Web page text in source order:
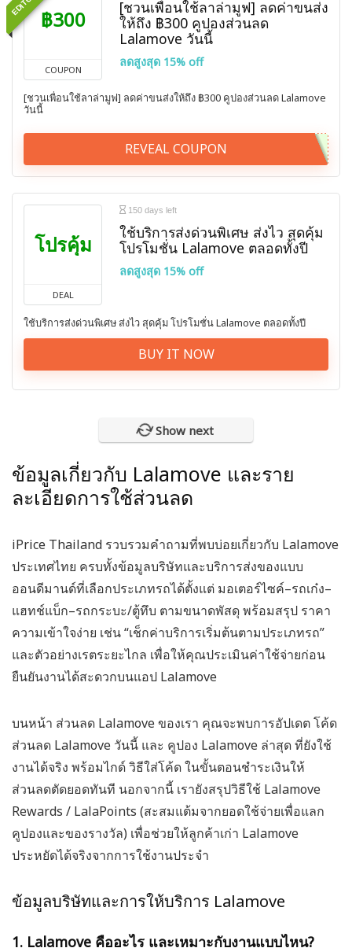
฿300
COUPON
[ชวนเพื่อนใช้ลาล่ามูฟ] ลดค่าขนส่ง
ให้ถึง ฿300 คูปองส่วนลด
Lalamove วันนี้
ลดสูงสุด 15% off
[ชวนเพื่อนใช้ลาล่ามูฟ] ลดค่าขนส่งให้ถึง ฿300 คูปองส่วนลด Lalamove
วันนี้
REVEAL COUPON
โปรคุ้ม
DEAL
150 days left
ใช้บริการส่งด่วนพิเศษ ส่งไว สุดคุ้ม
โปรโมชั่น Lalamove ตลอดทั้งปี
ลดสูงสุด 15% off
ใช้บริการส่งด่วนพิเศษ ส่งไว สุดคุ้ม โปรโมชั่น Lalamove ตลอดทั้งปี
BUY IT NOW
Show next
ข้อมูลเกี่ยวกับ Lalamove และราย
ละเอียดการใช้ส่วนลด
iPrice Thailand รวบรวมคำถามที่พบบ่อยเกี่ยวกับ Lalamove
ประเทศไทย ครบทั้งข้อมูลบริษัทและบริการส่งของแบบ
ออนดีมานด์ที่เลือกประเภทรถได้ตั้งแต่ มอเตอร์ไซค์–รถเก๋ง–
แฮทช์แบ็ก–รถกระบะ/ตู้ทึบ ตามขนาดพัสดุ พร้อมสรุป ราคา
ความเข้าใจง่าย เช่น “เช็กค่าบริการเริ่มต้นตามประเภทรถ”
และตัวอย่างเรตระยะไกล เพื่อให้คุณประเมินค่าใช้จ่ายก่อน
ยืนยันงานได้สะดวกบนแอป Lalamove
บนหน้า ส่วนลด Lalamove ของเรา คุณจะพบการอัปเดต โค้ด
ส่วนลด Lalamove วันนี้ และ คูปอง Lalamove ล่าสุด ที่ยังใช้
งานได้จริง พร้อมไกด์ วิธีใส่โค้ด ในขั้นตอนชำระเงินให้
ส่วนลดตัดยอดทันที นอกจากนี้ เรายังสรุปวิธีใช้ Lalamove
Rewards / LalaPoints (สะสมแต้มจากยอดใช้จ่ายเพื่อแลก
คูปองและของรางวัล) เพื่อช่วยให้ลูกค้าเก่า Lalamove
ประหยัดได้จริงจากการใช้งานประจำ
ข้อมูลบริษัทและการให้บริการ Lalamove
1. Lalamove คืออะไร และเหมาะกับงานแบบไหน?